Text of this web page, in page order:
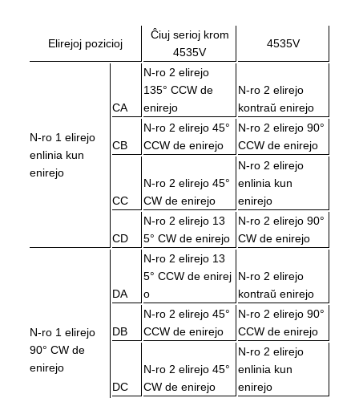
Elirejoj pozicioj
Ĉiuj serioj krom
4535V
4535V
N-ro 1 elirejo
enlinia kun
enirejo
CA
N-ro 2 elirejo
135° CCW de
enirejo
N-ro 2 elirejo
kontraŭ enirejo
CB
N-ro 2 elirejo 45°
CCW de enirejo
N-ro 2 elirejo 90°
CCW de enirejo
CC
N-ro 2 elirejo 45°
CW de enirejo
N-ro 2 elirejo
enlinia kun
enirejo
CD
N-ro 2 elirejo 13
5° CW de enirejo
N-ro 2 elirejo 90°
CW de enirejo
N-ro 1 elirejo
90° CW de
enirejo
DA
N-ro 2 elirejo 13
5° CCW de enirej
o
N-ro 2 elirejo
kontraŭ enirejo
DB
N-ro 2 elirejo 45°
CCW de enirejo
N-ro 2 elirejo 90°
CCW de enirejo
DC
N-ro 2 elirejo 45°
CW de enirejo
N-ro 2 elirejo
enlinia kun
enirejo